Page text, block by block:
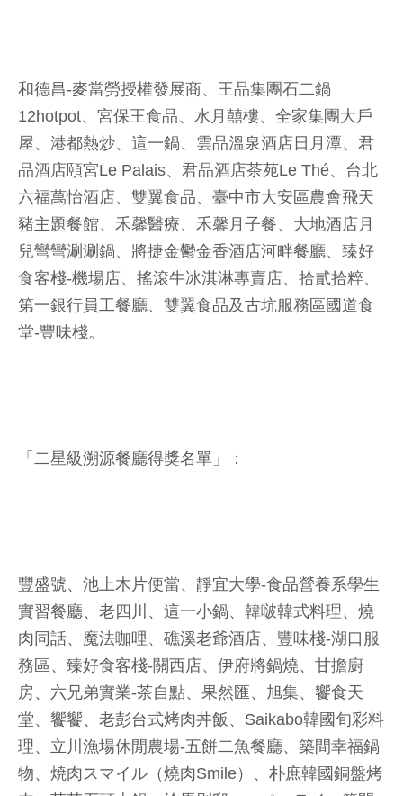
和德昌-麥當勞授權發展商、王品集團石二鍋
12hotpot、宮保王食品、水月囍樓、全家集團大戶
屋、港都熱炒、這一鍋、雲品溫泉酒店日月潭、君
品酒店頤宮Le Palais、君品酒店茶苑Le Thé、台北
六福萬怡酒店、雙翼食品、臺中市大安區農會飛天
豬主題餐館、禾馨醫療、禾馨月子餐、大地酒店月
兒彎彎涮涮鍋、將捷金鬱金香酒店河畔餐廳、臻好
食客棧-機場店、搖滾牛冰淇淋專賣店、拾貳拾粹、
第一銀行員工餐廳、雙翼食品及古坑服務區國道食
堂-豐味棧。
「二星級溯源餐廳得獎名單」：
豐盛號、池上木片便當、靜宜大學-食品營養系學生
實習餐廳、老四川、這一小鍋、韓啵韓式料理、燒
肉同話、魔法咖哩、礁溪老爺酒店、豐味棧-湖口服
務區、臻好食客棧-關西店、伊府將鍋燒、甘擔廚
房、六兄弟實業-茶自點、果然匯、旭集、饗食天
堂、饗饗、老彭台式烤肉丼飯、Saikabo韓國旬彩料
理、立川漁場休閒農場-五餅二魚餐廳、築間幸福鍋
物、焼肉スマイル（燒肉Smile）、朴庶韓國銅盤烤